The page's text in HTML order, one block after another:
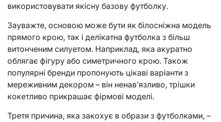
використовувати якісну базову футболку.
Зауважте, основою може бути як білосніжна модель
прямого крою, так і делікатна футболка з більш
витонченим силуетом. Наприклад, яка акуратно
облягає фігуру або симетричного крою. Також
популярні бренди пропонують цікаві варіанти з
мереживним декором – він ненав’язливо, трішки
кокетливо прикрашає фірмові моделі.
Третя причина, яка закохує в образи з футболками, –